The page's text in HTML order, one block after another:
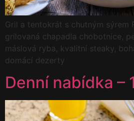
Gril a tentokrát s chutným sýrem
grilovaná chapadla chobotnice,
máslová ryba, kvalitní steaky,
domácí dezerty
Denní nabídka –